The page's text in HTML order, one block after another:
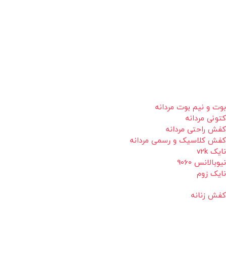
بوت و نیم بوت مردانه
کتونی مردانه
کفش راحتی مردانه
کفش کلاسیک و رسمی مردانه
نایک v2k
نیوبالانس 9060
نایک زوم
کفش زنانه